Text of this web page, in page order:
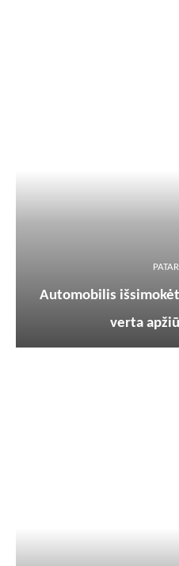
Automobilis
verta